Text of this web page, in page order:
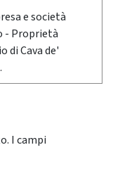
e società
- Proprietà
di Cava de'
I campi